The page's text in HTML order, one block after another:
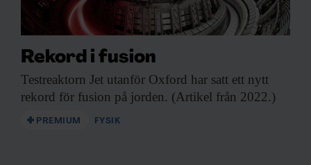
Rekord i fusion
Testreaktorn Jet utanför Oxford har satt ett nytt
rekord för fusion på jorden. (Artikel från 2022.)
PREMIUM FYSIK